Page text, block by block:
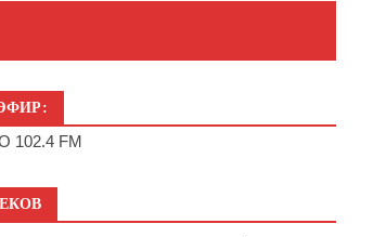
102.4 FM